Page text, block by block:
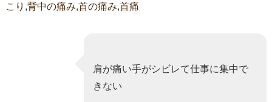
こり ,背中の痛み,首の痛み,首痛
肩が痛い手がシビレて仕事に集中で
きない